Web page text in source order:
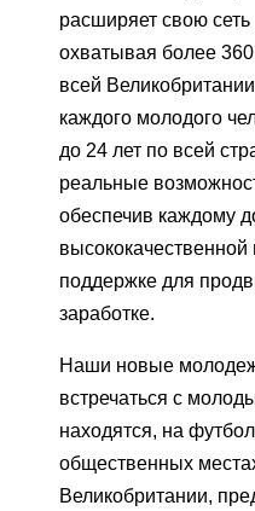
расширяет свою
охватывая более
всей
каждого молодого
до 24 лет по всей
реальные
обеспечив каждому
высококачественной
поддержке для
заработке.
Наши новые
встречаться с
находятся, на
общественных
Великобритании,